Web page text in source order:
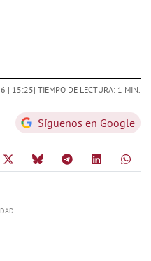
| 15:25| TIEMPO DE LECTURA: 1 MIN.
Síguenos en Google